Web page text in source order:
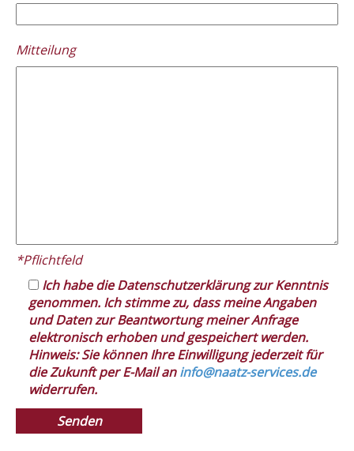
Please
leave
Mitteilung
*Pflichtfeld
Ich habe die Datenschutzerklärung zur Kenntnis
genommen. Ich stimme zu, dass meine Angaben
und Daten zur Beantwortung meiner Anfrage
elektronisch erhoben und gespeichert werden.
Hinweis: Sie können Ihre Einwilligung jederzeit für
die Zukunft per E-Mail aninfo@naatz-services.de
widerrufen.